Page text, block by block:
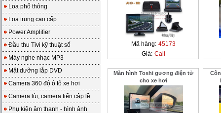
Loa phổ thông
Loa trung cao cấp
Power Amplifier
Đầu thu Tivi kỹ thuật số
Máy nghe nhạc MP3
Mặt dưỡng lắp DVD
Camera 360 độ ô tô xe hơi
Camera lùi, camera tiến cập lề
Phụ kiện âm thanh - hình ảnh
Mã hàng: 45173
Giá: Call
Màn hình Toshi gương điện tử
cho xe hơi